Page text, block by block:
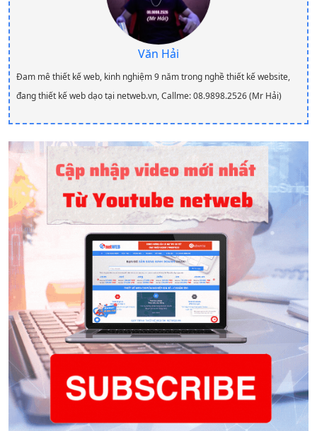
Văn Hải
Đam mê thiết kế web, kinh nghiệm 9 năm trong nghề thiết kế website,
đang thiết kế web dạo tại netweb.vn, Callme: 08.9898.2526 (Mr Hải)